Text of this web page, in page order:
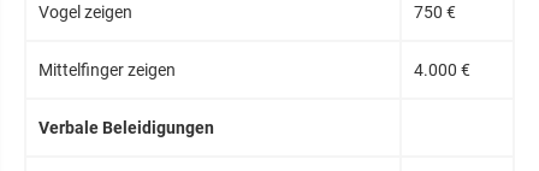
Vogel zeigen 750 €
Mittelfinger zeigen 4.000 €
Verbale Beleidigungen